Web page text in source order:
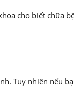
cho biết chữa
Tuy nhiên nếu